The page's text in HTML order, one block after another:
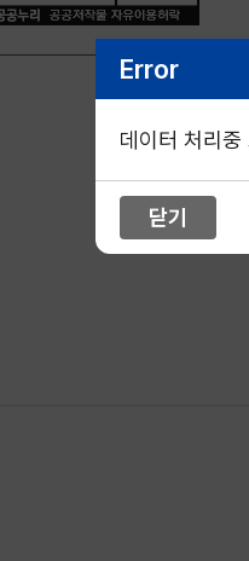
Error
데이터 처리중
닫기